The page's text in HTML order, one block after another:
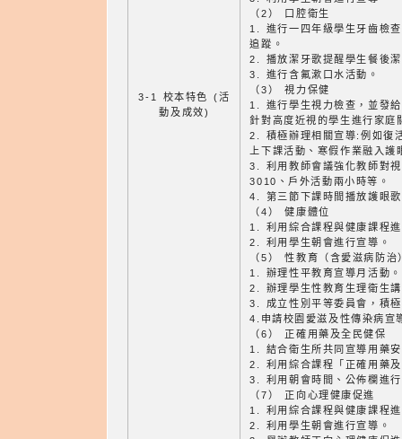
3-1 校本特色 (活
動及成效)
（2） 口腔衛生
1. 進行一四年級學生牙齒檢
追蹤。
2. 播放潔牙歌提醒學生餐後
3. 進行含氟漱口水活動。
（3） 視力保健
1. 進行學生視力檢查，並發
針對高度近視的學生進行家庭
2. 積極辦理相關宣導:例如復
上下課活動、寒假作業融入護
3. 利用教師會議強化教師對
3010、戶外活動兩小時等。
4. 第三節下課時間播放護眼
（4） 健康體位
1. 利用綜合課程與健康課程
2. 利用學生朝會進行宣導。
（5） 性教育（含愛滋病防治
1. 辦理性平教育宣導月活動。
2. 辦理學生性教育生理衛生
3. 成立性別平等委員會，積
4.申請校園愛滋及性傳染病宣
（6） 正確用藥及全民健保
1. 結合衛生所共同宣導用藥
2. 利用綜合課程「正確用藥
3. 利用朝會時間、公佈欄進
（7） 正向心理健康促進
1. 利用綜合課程與健康課程
2. 利用學生朝會進行宣導。